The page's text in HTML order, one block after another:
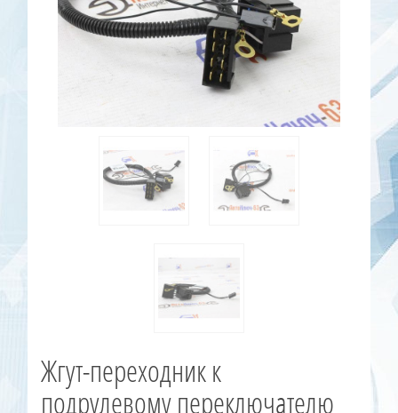
Жгут-переходник к
подрулевому переключателю